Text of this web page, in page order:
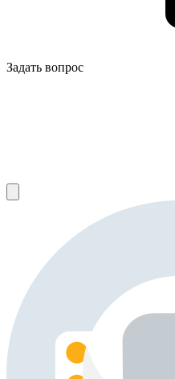
Задать вопрос